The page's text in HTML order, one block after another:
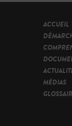
ACCUEIL
MÉDIAS